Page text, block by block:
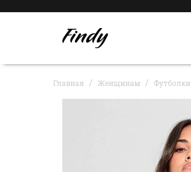
Главная Женщинам Футболки